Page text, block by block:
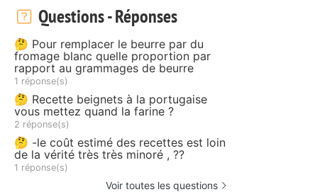
Questions - Réponses
🤔 Pour remplacer le beurre par du
fromage blanc quelle proportion par
rapport au grammages de beurre
1 réponse(s)
🤔 Recette beignets à la portugaise
vous mettez quand la farine ?
2 réponse(s)
🤔 -le coût estimé des recettes est loin
de la vérité très très minoré , ??
1 réponse(s)
Voir toutes les questions